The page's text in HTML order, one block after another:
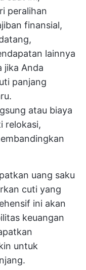
peralihan
finansial,
lainnya
jika Anda
panjang
atau biaya
relokasi,
uang saku
cuti yang
ini akan
keuangan
untuk